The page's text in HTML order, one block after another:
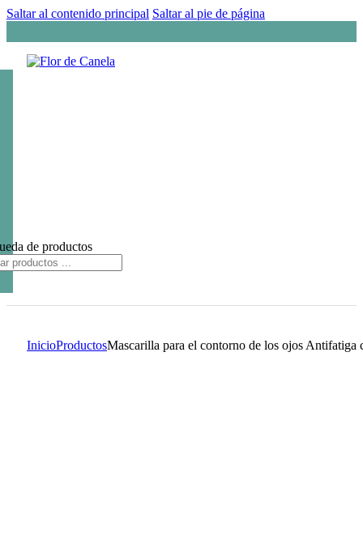
Saltar al contenido principal Saltar al pie de página
de productos
InicioProductosMascarilla para el contorno de los ojos Antifatiga